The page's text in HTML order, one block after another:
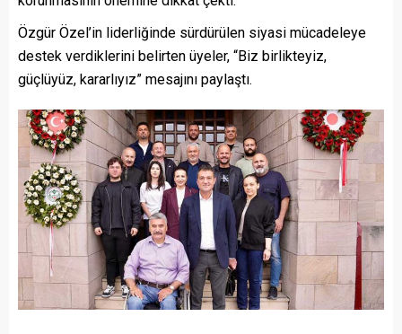
Özgür Özel’in liderliğinde sürdürülen siyasi mücadeleye
destek verdiklerini belirten üyeler, “Biz birlikteyiz,
güçlüyüz, kararlıyız” mesajını paylaştı.